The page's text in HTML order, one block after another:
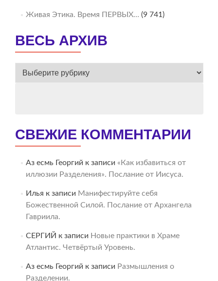
Живая Этика. Время ПЕРВЫХ… (9 741)
ВЕСЬ АРХИВ
ВЕСЬ
СВЕЖИЕ КОММЕНТАРИИ
Аз есмь Георгий к записи «Как избавиться от
иллюзии Разделения». Послание от Иисуса.
Илья к записи Манифестируйте себя
Божественной Силой. Послание от Архангела
Гавриила.
СЕРГИЙ к записи Новые практики в Храме
Атлантис. Четвёртый Уровень.
Аз есмь Георгий к записи Размышления о
Разделении.